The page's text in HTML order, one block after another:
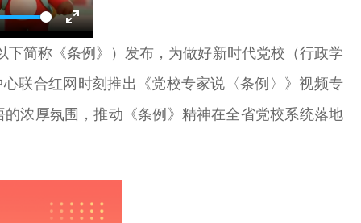
Enter
fullscreen
简称《条例》）发布，为做好新时代党校（行政学
联合红网时刻推出《党校专家说〈条例〉》视频专
浓厚氛围，推动《条例》精神在全省党校系统落地